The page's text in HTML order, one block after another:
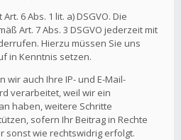
6 Abs. 1 lit. a) DSGVO. Die
Art. 7 Abs. 3 DSGVO jederzeit mit
Hierzu müssen Sie uns
in Kenntnis setzen.
auch Ihre IP- und E-Mail-
verarbeitet, weil wir ein
haben, weitere Schritte
sofern Ihr Beitrag in Rechte
wie rechtswidrig erfolgt.